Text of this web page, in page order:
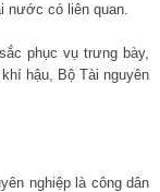
nước có liên quan.
phục vụ trưng bày,
hậu, Bộ Tài nguyên
nghiệp là công dân